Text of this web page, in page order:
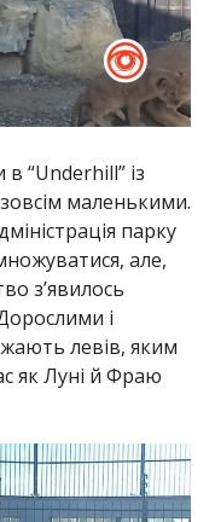
“Underhill” із
маленькими.
парку
але,
з’явилось
і
левів, яким
як Луні й Фраю